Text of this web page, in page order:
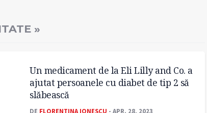
»
Un medicament de la Eli Lilly and Co. a
ajutat persoanele cu diabet de tip 2 să
slăbească
DE FLORENTINA IONESCU - APR. 28, 2023